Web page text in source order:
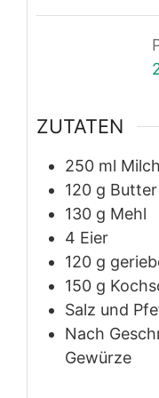
ZUTATEN
250 ml Milch
120 g Butter
130 g Mehl
4 Eier
120 g
150 g
Salz und
Nach
Gewürze